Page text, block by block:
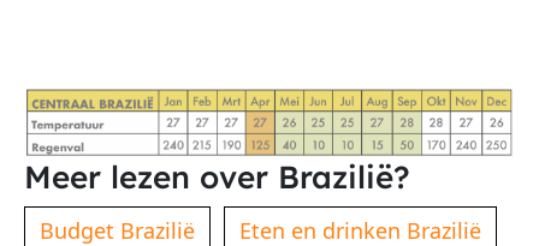
Meer lezen over Brazilië?
Budget Brazilië
Eten en drinken Brazilië